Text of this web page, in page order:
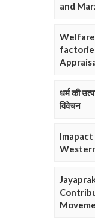
and
Welfare
धर्म की
विवेचन